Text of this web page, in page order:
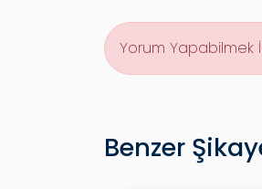
Yorum Yapabilmek
Benzer